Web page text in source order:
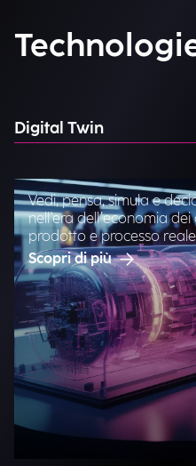
Digital Twin
Vedi, pensa, simula e
nell'era dell’economia
prodotto e processo
Scopri di più